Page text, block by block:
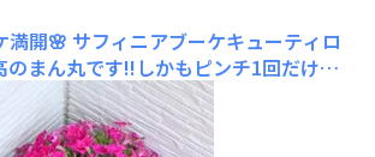
満開🌸 サフィニアブーケキューティロ
✨むぎゅむぎゅ満開です✨勝手にまぁる
こんなに？👀とドキドキしました🫶🏻️︎💕
ゃオススメ✨コメリ限定です〜3月お迎